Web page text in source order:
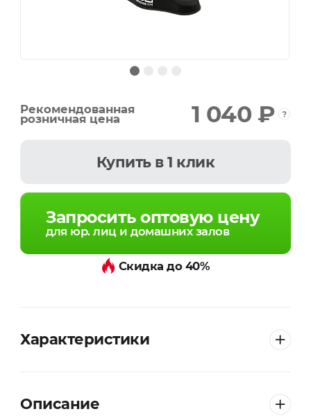
Рекомендованная
розничная цена 1 040 ₽
Запросить оптовую цену
для юр. лиц и домашних залов
Скидка до 40%
Купить в 1 клик
Характеристики
Описание